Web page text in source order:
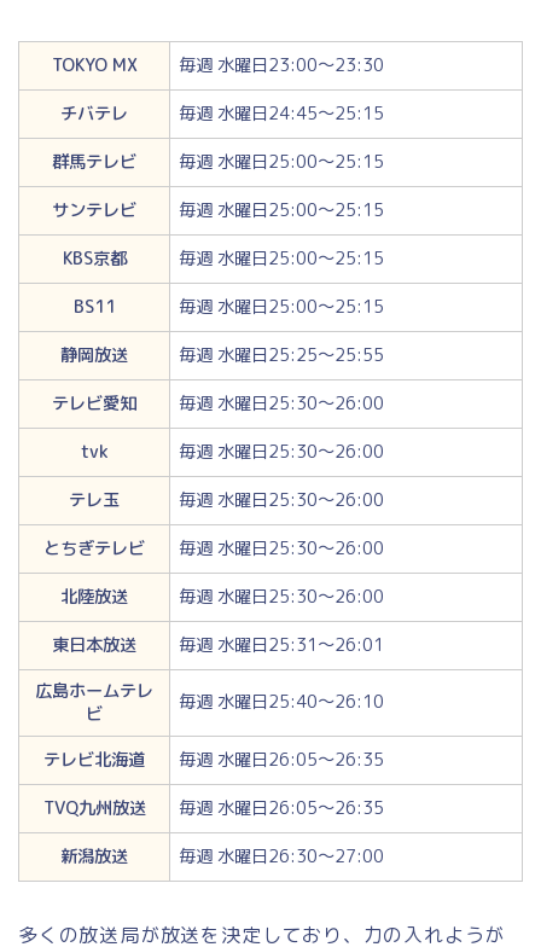
TOKYO MX
毎週 水曜日23:00～23:30
チバテレ
毎週 水曜日24:45～25:15
群馬テレビ
毎週 水曜日25:00～25:15
サンテレビ
毎週 水曜日25:00～25:15
KBS京都
毎週 水曜日25:00～25:15
BS11
毎週 水曜日25:00～25:15
静岡放送
毎週 水曜日25:25～25:55
テレビ愛知
毎週 水曜日25:30～26:00
tvk
毎週 水曜日25:30～26:00
テレ玉
毎週 水曜日25:30～26:00
とちぎテレビ
毎週 水曜日25:30～26:00
北陸放送
毎週 水曜日25:30～26:00
東日本放送
毎週 水曜日25:31～26:01
広島ホームテレ
ビ
毎週 水曜日25:40～26:10
テレビ北海道
毎週 水曜日26:05～26:35
TVQ九州放送
毎週 水曜日26:05～26:35
新潟放送
毎週 水曜日26:30～27:00
多くの放送局が放送を決定しており、力の入れようが